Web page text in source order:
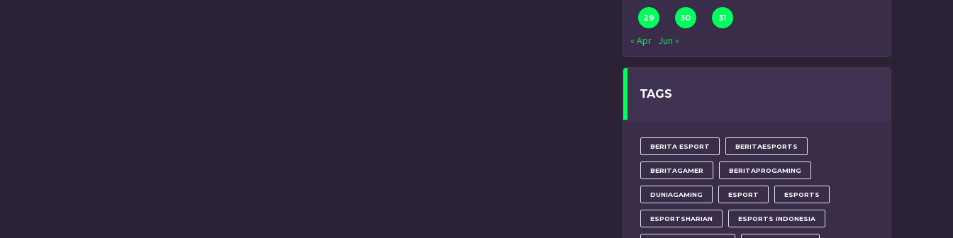
29 30 31
« Apr Jun »
TAGS
BERITA ESPORT BERITAESPORTS
BERITAGAMER BERITAPROGAMING
DUNIAGAMING ESPORT ESPORTS
ESPORTSHARIAN ESPORTS INDONESIA